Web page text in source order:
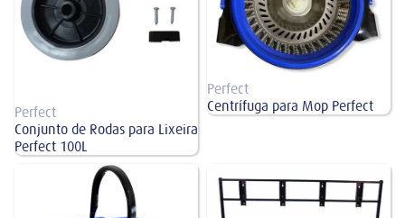
Perfect
Conjunto de Rodas para Lixeira
Perfect 100L
Perfect
Centrífuga para Mop Perfect
Eixo de Reposição para Mop
Giratório Perfect
Litros (4 cores)